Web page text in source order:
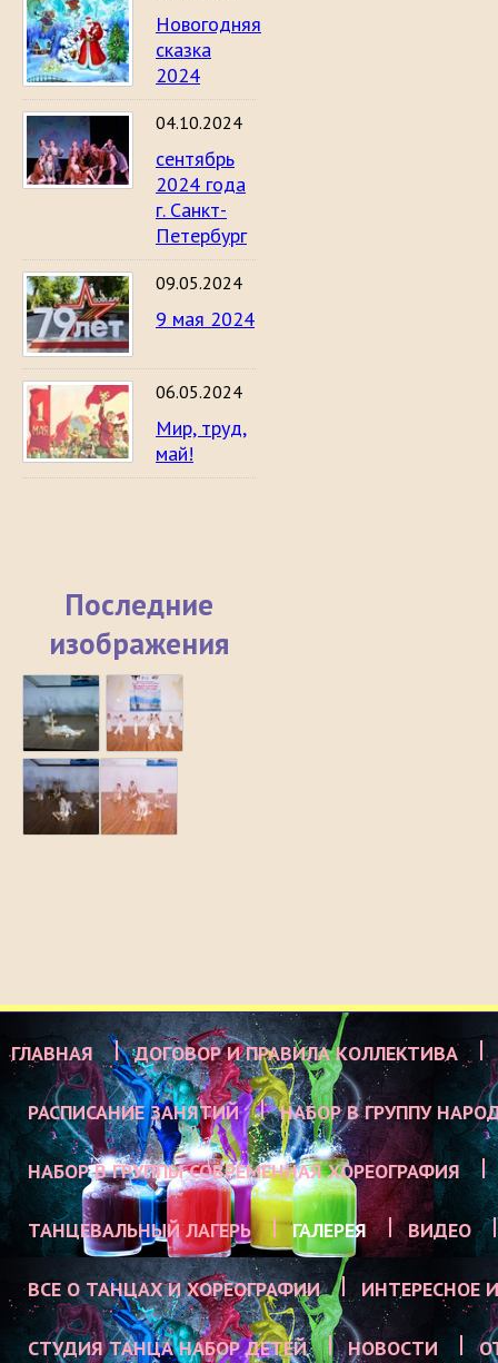
Новогодняя
сказка
2024
04.10.2024
сентябрь
2024 года
г. Санкт-
Петербург
09.05.2024
9 мая 2024
06.05.2024
Мир, труд,
май!
Последние
изображения
ГЛАВНАЯ ДОГОВОР И ПРАВИЛА КОЛЛЕКТИВА
РАСПИСАНИЕ ЗАНЯТИЙ НАБОР В ГРУППУ
НАБОР В ГРУППЫ СОВРЕМЕННАЯ ХОРЕОГРАФИЯ
ТАНЦЕВАЛЬНЫЙ ЛАГЕРЬ ГАЛЕРЕЯ ВИДЕО
ВСЕ О ТАНЦАХ И ХОРЕОГРАФИИ ИНТЕРЕСНОЕ
СТУДИЯ ТАНЦА НАБОР ДЕТЕЙ НОВОСТИ